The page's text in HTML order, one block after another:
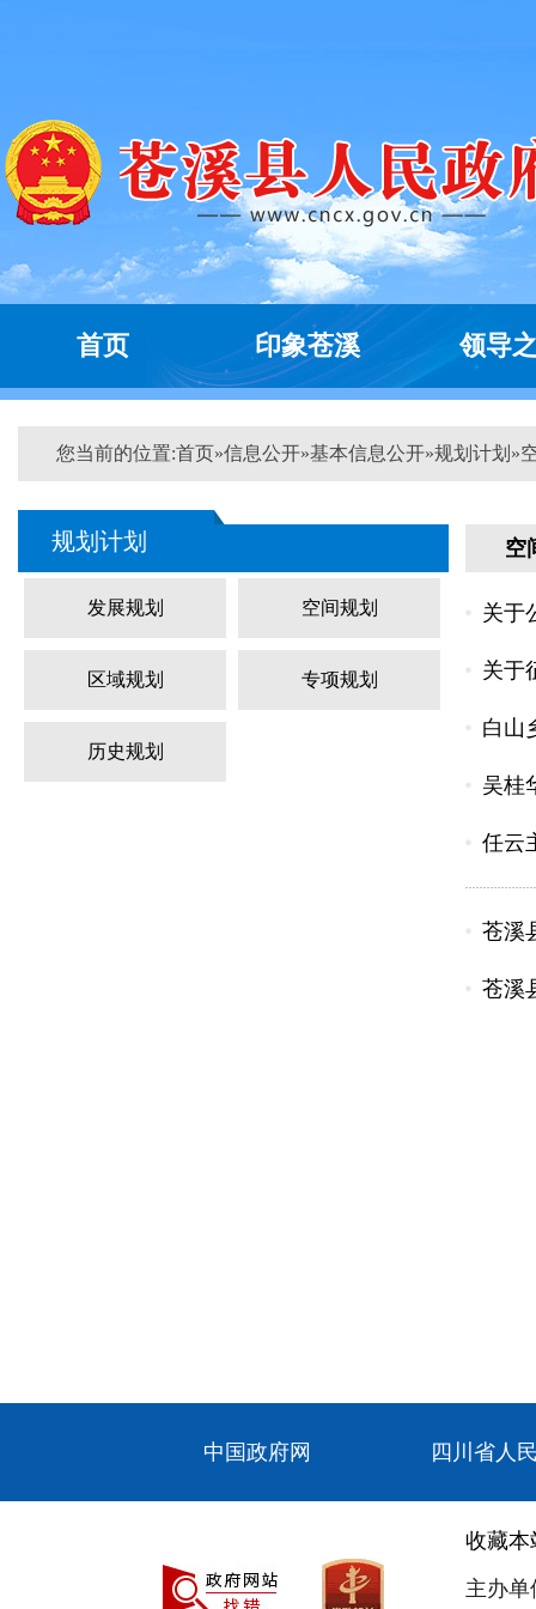
首页 印象苍溪 领导
您当前的位置:首页»信息公开»基本信息公开»规划计划 »
规划计划
发展规划 空间规划
区域规划 专项规划
历史规划
空
关于
关于
白山
吴桂
任云
苍溪
苍溪
中国政府网 四川省人
收藏本
主办